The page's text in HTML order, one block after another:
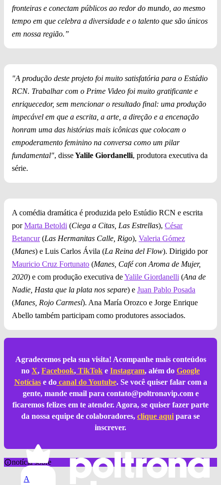
fronteiras e conectam públicos ao redor do mundo, ao mesmo
tempo em que celebra a diversidade e o talento que são únicos
em nossa região.”
"A produção deste projeto foi muito satisfatória para o Estúdio
RCN. Trabalhar com o Prime Video foi muito gratificante e
enriquecedor, sem mencionar o resultado final: uma produção
impecável em que a escrita, a arte, a direção e a encenação
honram uma das histórias mais icônicas que colocam o
empoderamento feminino na conversa como um pilar
fundamental", disseYalile Giordanelli, produtora executiva da
série.
A comédia dramática é produzida pelo Estúdio RCN e escrita
porMarta Betoldi (Ciega a Citas, Las Estrellas), César
Betancur(Las Hermanitas Calle, Rigo), Valeria Gómez
(Manes) e Luis Carlos Ávila (La Reina del Flow). Dirigido por
Mauricio Cruz Fortunato (Manes, Café con Aroma de Mujer,
2020) e com produção executiva deYalile Giordanelli (Ana de
Nadie, Hasta que la plata nos separe) e Juan Pablo Posada
(Manes, Rojo Carmesí). Ana María Orozco e Jorge Enrique
Abello também participam como produtores associados.
Agradecemos pela sua visita! Acompanhe mais conteúdos
no X, Facebook, TikTok e Instagram, além do Google
Notíciase docanal do Youtube. Se você quiser falar com a
gente, mande email para contato@poltronavip.come
ficaremos felizes em te atender. Agora, se quiser fazer parte
da nossa equipe de colaboradores, clique aqui para se
inscrever.
notícia sobre
A